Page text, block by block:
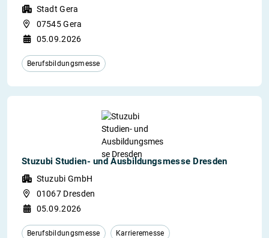
Stadt Gera
07545 Gera
05.09.2026
Berufsbildungsmesse
Stuzubi Studien- und Ausbildungsmesse Dresden
Stuzubi GmbH
01067 Dresden
05.09.2026
Berufsbildungsmesse Karrieremesse